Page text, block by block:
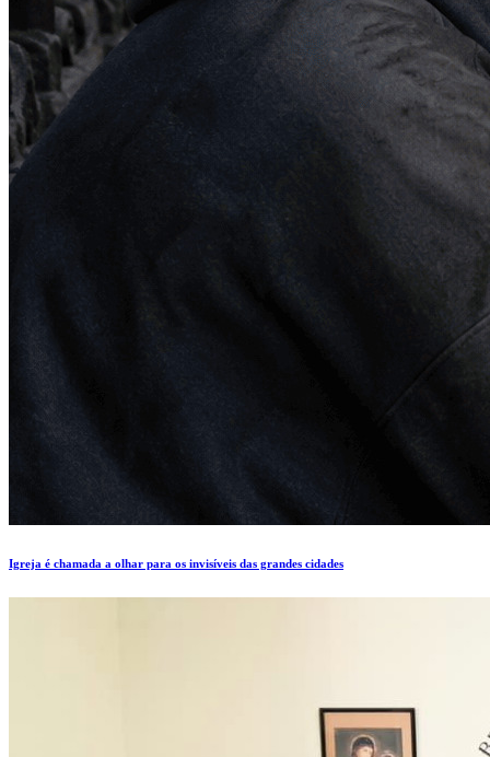
Igreja é chamada a olhar para os invisíveis das grandes cidades